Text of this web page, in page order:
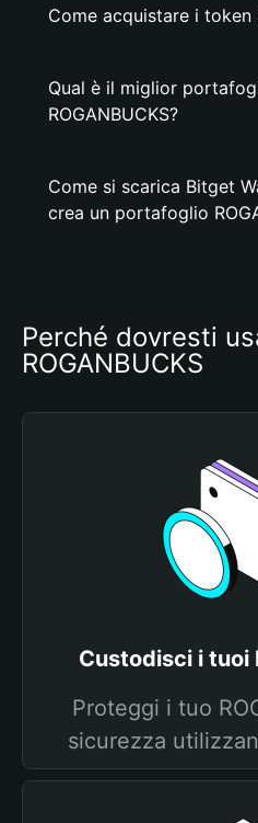
Come acquistare i token
Qual è il miglior
ROGANBUCKS?
Come si scarica Bitget
crea un portafoglio
Perché dovresti
ROGANBUCKS
Custodisci i tuoi
Proteggi i tuo
sicurezza